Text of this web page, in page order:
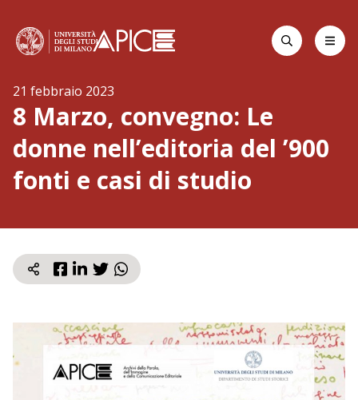
Cerca
21 febbraio 2023
8 Marzo, convegno: Le
donne nell’editoria del ’900
fonti e casi di studio